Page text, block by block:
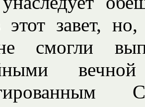
завет,
смогли